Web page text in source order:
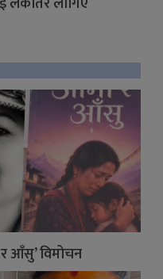
आँसु’ विमोचन